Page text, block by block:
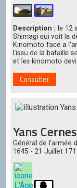
Jonathan
Alistia-
1769-
1839
Liam
Quicia
1839-
1883
Edgar
oc'Gwena
the
fisrst
-
1883-
1903
Description : le 12
Shimagi qui voit la
Kinomoto face a
l'issu de la bataille
et les kinomoto
Consulter
Yans Cernes
Général de l'armée
1645 - 21 Juillet